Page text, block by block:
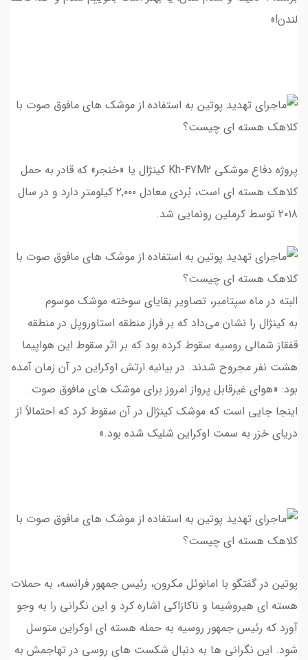
لندن!»
پروژه دفاع موشکی Kh-47M2 کینژال یا «خنجر» که قادر به حمل
کلاهک هسته ای است، بُردی معادل ۲,۰۰۰ کیلومتر دارد و در سال
۲۰۱۸ توسط کرملین رونمایی شد.
البته در ماه سپتامبر، تصاویر بقایای سوخته موشک موسوم
به کینژال را نشان می‌داد که بر فراز منطقه استاوروپل در منطقه
قفقاز شمالی روسیه سقوط کرده بود که بر اثر سقوط این هواپیما
هشت نفر مجروح شدند. در بیانیه ارتش اوکراین در آن زمان آمده
بود: «هوای غیرقابل پرواز امروز برای موشک های مافوق صوت.
اینجا جایی است که موشک کینژال در آن سقوط کرد که احتمالاً از
دریای خزر به سمت اوکراین شلیک شده بود.»
پوتین در گفتگو با امانوئل مکرون، رئیس جمهور فرانسه، به حملات
هسته ای هیروشیما و ناکازاکی اشاره کرد و این نگرانی را به وجو
آورد که رئیس جمهور روسیه به حمله هسته ای اوکراین متوسل
شود. این نگرانی ها به دنبال شکست های روسی در تهاجمش به